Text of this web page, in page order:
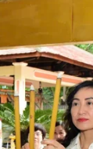
lược "Ba
tiếp Đại sứ
kết thúc